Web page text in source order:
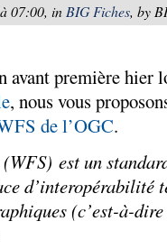
07:00, in BIG Fiches, by
avant première hier
, nous vous
de l’OGC.
est un
d’interopérabilité
(c’est-à-